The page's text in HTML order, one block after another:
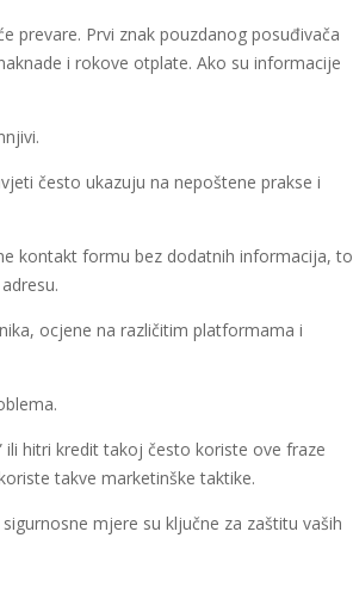
prevare. Prvi znak pouzdanog posuđivača
i rokove otplate. Ako su informacije
često ukazuju na nepoštene prakse i
kontakt formu bez dodatnih informacija, to
ocjene na različitim platformama i
ili hitri kredit takoj često koriste ove fraze
takve marketinške taktike.
mjere su ključne za zaštitu vaših